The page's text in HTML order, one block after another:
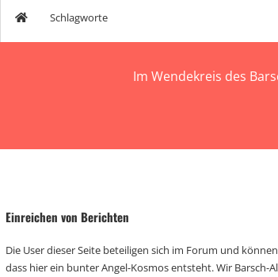
Schlagworte
Im Wendekreis des
Einreichen von Berichten
Die User dieser Seite beteiligen sich im Forum und
dass hier ein bunter Angel-Kosmos entsteht. Wir